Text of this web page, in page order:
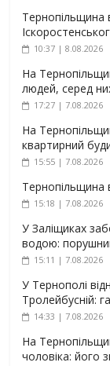
Тернопільщина
10:37 | 8.08.2026
На
людей, серед
17:27 | 7.08.2026
На
квартирний
15:55 | 7.08.2026
Тернопільщина
15:18 | 7.08.2026
У Заліщиках
водою:
15:11 | 7.08.2026
У Тернополі
Тролейбусній:
14:33 | 7.08.2026
На
чоловіка: його